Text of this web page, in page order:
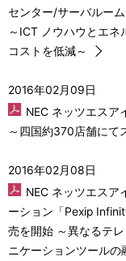
センター/サーバルー
～ICT ノウハウとエネ
コストを低減～
2016年02月09日
NEC ネッツエスア
～四国約370店舗にて
2016年02月08日
NEC ネッツエスア
ーション「Pexip
売を開始 ～異なるテ
ニケーションツールの